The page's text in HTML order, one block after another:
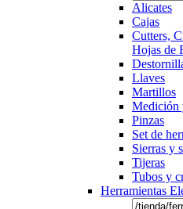
Alicates
Cajas
Cutters,
Hojas de
Llaves
Martillos
Medición
Pinzas
Set de
Sierras y
Tijeras
Tubos y
Herramientas